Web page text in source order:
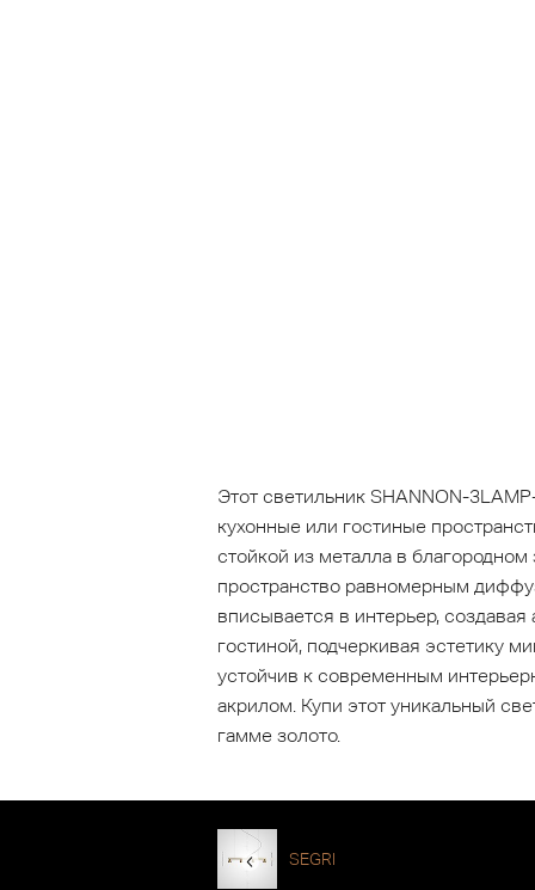
Этот светильник SHANNON-
кухонные или гостиные
стойкой из металла в
пространство равномерным
вписывается в интерьер,
гостиной, подчеркивая эстетику
устойчив к современным
акрилом. Купи этот уникальный
гамме золото.
SEGRI